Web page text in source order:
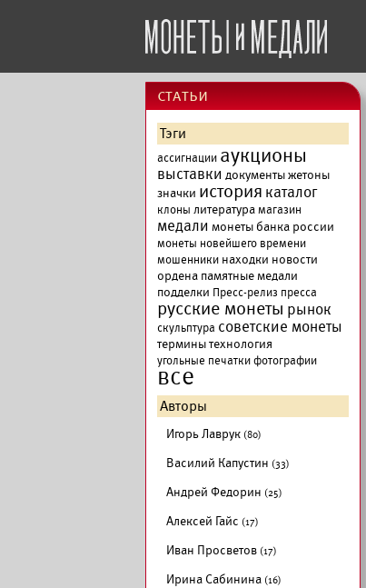
cтатьи
Тэги
ассигнации аукционы
выставки документыжетоны
значки история каталог
клоны литературамагазин
медали монеты банка россии
монеты новейшего времени
мошенники находки новости
ордена памятные медали
подделки Пресс-релиз пресса
русские монеты рынок
скульптура советские монеты
терминытехнология
угольные печаткифотографии
все
Авторы
Игорь Лаврук (80)
Василий Капустин (33)
Андрей Федорин (25)
Алексей Гайс (17)
Иван Просветов (17)
Ирина Сабинина (16)